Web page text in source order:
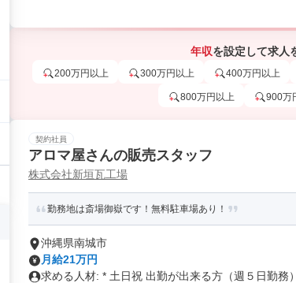
年収を設定して求人
200万円以上 300万円以上 400万円以上
800万円以上 900万
契約社員
アロマ屋さんの販売スタッフ
株式会社新垣瓦工場
勤務地は斎場御嶽です！無料駐車場あり！
沖縄県南城市
月給21万円
求める人材: * 土日祝 出勤が出来る方（週５日勤務